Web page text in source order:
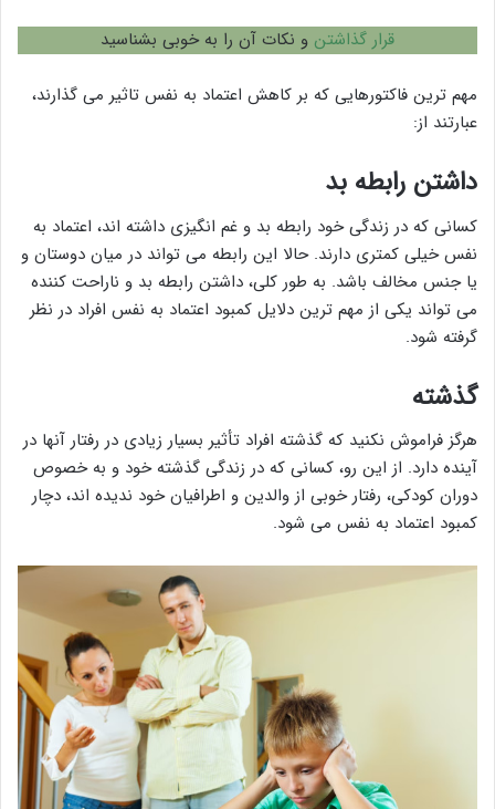
قرار گذاشتن و نکات آن را به خوبی بشناسید
مهم ترین فاکتورهایی که بر کاهش اعتماد به نفس تاثیر می گذارند،
عبارتند از:
داشتن رابطه بد
کسانی که در زندگی خود رابطه بد و غم انگیزی داشته اند، اعتماد به
نفس خیلی کمتری دارند. حالا این رابطه می تواند در میان دوستان و
یا جنس مخالف باشد. به طور کلی، داشتن رابطه بد و ناراحت کننده
می تواند یکی از مهم ترین دلایل کمبود اعتماد به نفس افراد در نظر
گرفته شود.
گذشته
هرگز فراموش نکنید که گذشته افراد تأثیر بسیار زیادی در رفتار آنها در
آینده دارد. از این رو، کسانی که در زندگی گذشته خود و به خصوص
دوران کودکی، رفتار خوبی از والدین و اطرافیان خود ندیده اند، دچار
کمبود اعتماد به نفس می شود.